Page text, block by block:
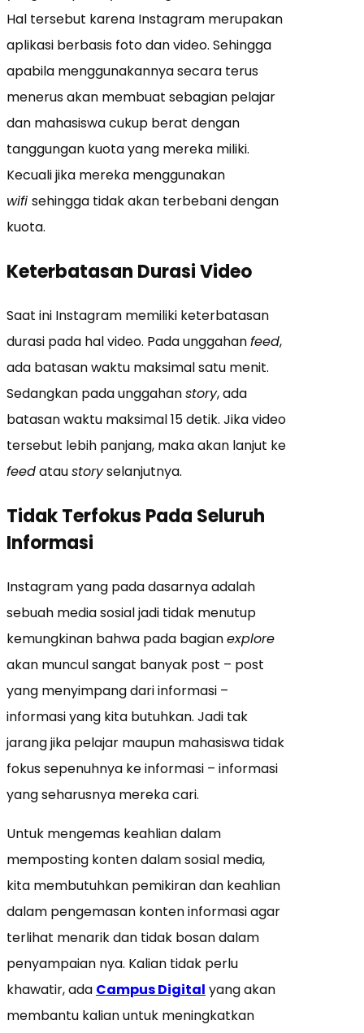
Hal tersebut karena Instagram merupakan
aplikasi berbasis foto dan video. Sehingga
apabila menggunakannya secara terus
menerus akan membuat sebagian pelajar
dan mahasiswa cukup berat dengan
tanggungan kuota yang mereka miliki.
Kecuali jika mereka menggunakan
wifi sehingga tidak akan terbebani dengan
kuota.
Keterbatasan Durasi Video
Saat ini Instagram memiliki keterbatasan
durasi pada hal video. Pada unggahanfeed,
ada batasan waktu maksimal satu menit.
Sedangkan pada unggahanstory, ada
batasan waktu maksimal 15 detik. Jika video
tersebut lebih panjang, maka akan lanjut ke
feedataustoryselanjutnya.
Tidak Terfokus Pada Seluruh
Informasi
Instagram yang pada dasarnya adalah
sebuah media sosial jadi tidak menutup
kemungkinan bahwa pada bagianexplore
akan muncul sangat banyak post – post
yang menyimpang dari informasi –
informasi yang kita butuhkan. Jadi tak
jarang jika pelajar maupun mahasiswa tidak
fokus sepenuhnya ke informasi – informasi
yang seharusnya mereka cari.
Untuk mengemas keahlian dalam
memposting konten dalam sosial media,
kita membutuhkan pemikiran dan keahlian
dalam pengemasan konten informasi agar
terlihat menarik dan tidak bosan dalam
penyampaian nya. Kalian tidak perlu
khawatir, ada Campus Digital yang akan
membantu kalian untuk meningkatkan